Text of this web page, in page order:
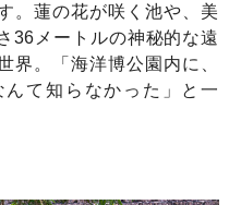
。蓮の花が咲く池や、美
36メートルの神秘的な遠
界。「海洋博公園内に、
て知らなかった」と一